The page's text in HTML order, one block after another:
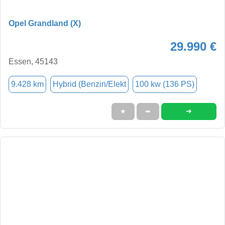
Opel Grandland (X)
29.990 €
Essen, 45143
9.428 km Hybrid (Benzin/Elekt 100 kw (136 PS)
★ ➦ ➜